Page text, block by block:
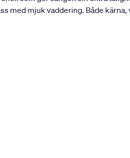
med mjuk vaddering. Både